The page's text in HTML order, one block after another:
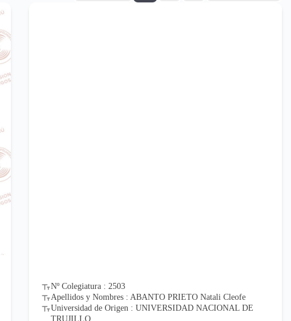
Nº Colegiatura : 2503
Apellidos y Nombres : ABANTO PRIETO Natali Cleofe
Universidad de Origen : UNIVERSIDAD NACIONAL DE
TRUJILLO